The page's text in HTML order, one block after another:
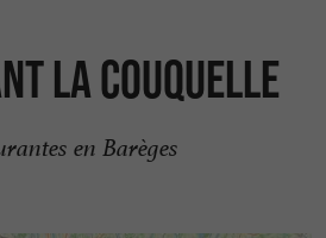
La Couquelle
en Barèges